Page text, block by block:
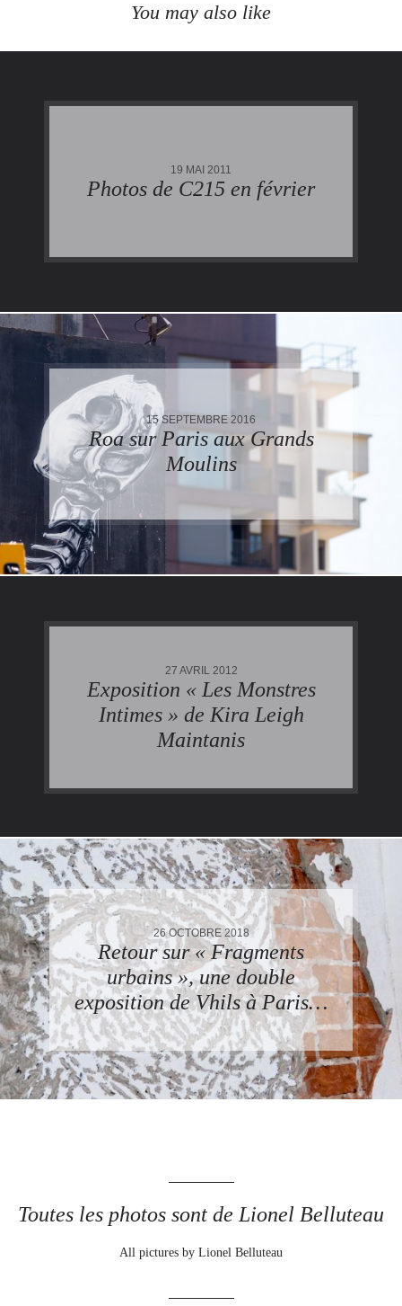
You may also like
19 MAI 2011
Photos de C215 en février
15 SEPTEMBRE 2016
Roa sur Paris aux Grands
Moulins
27 AVRIL 2012
Exposition « Les Monstres
Intimes » de Kira Leigh
Maintanis
26 OCTOBRE 2018
Retour sur « Fragments
urbains », une double
exposition de Vhils à Paris…
Toutes les photos sont de Lionel Belluteau
All pictures by Lionel Belluteau